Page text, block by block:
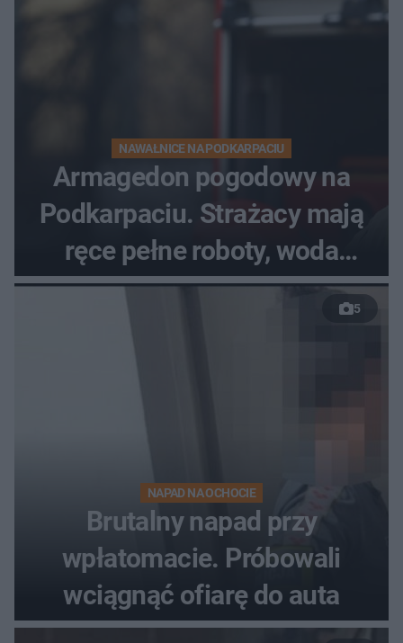
NAWAŁNICE NA PODKARPACIU
Armagedon pogodowy na
Podkarpaciu. Strażacy mają
ręce pełne roboty, woda
zalewa posesje i budynki
5
NAPAD NA OCHOCIE
Brutalny napad przy
wpłatomacie. Próbowali
wciągnąć ofiarę do auta